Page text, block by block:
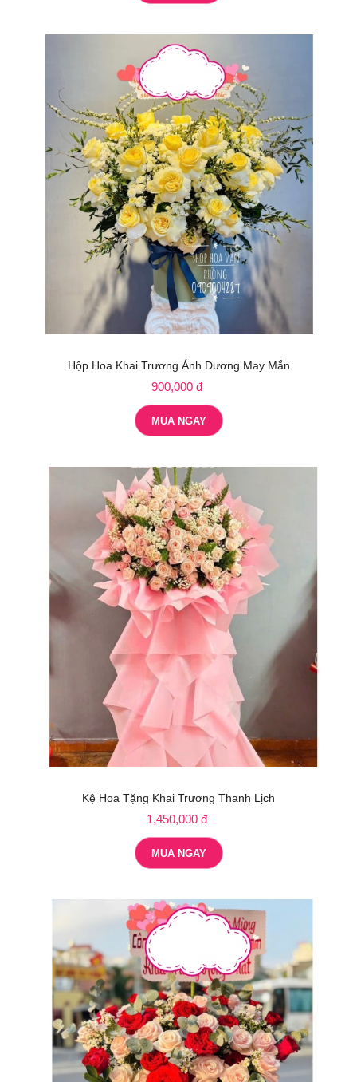
Hộp Hoa Khai Trương Ánh Dương May Mắn
900,000 đ
MUA NGAY
Kệ Hoa Tặng Khai Trương Thanh Lịch
1,450,000 đ
MUA NGAY